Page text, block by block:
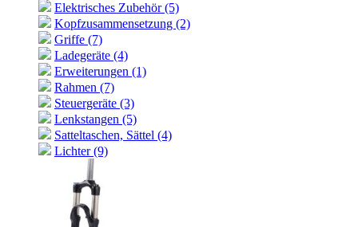
Elektrisches Zubehör (5)
Kopfzusammensetzung (2)
Griffe (7)
Ladegeräte (4)
Erweiterungen (1)
Rahmen (7)
Steuergeräte (3)
Lenkstangen (5)
Satteltaschen, Sättel (4)
Lichter (9)